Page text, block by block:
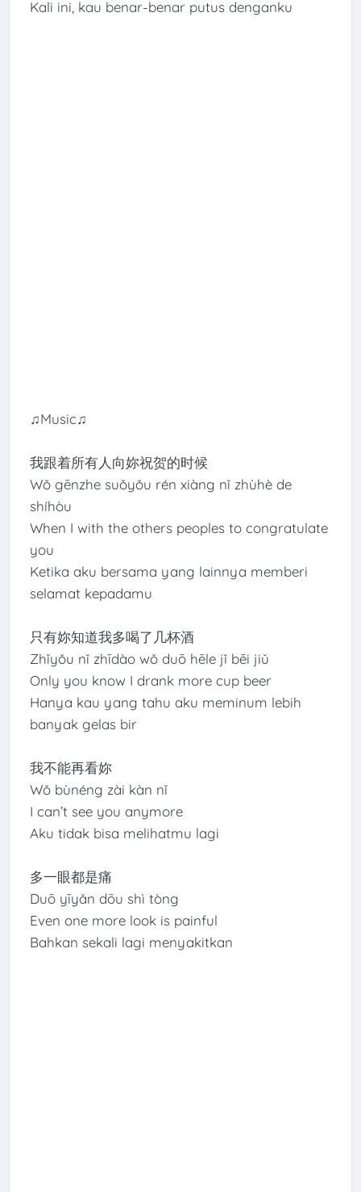
Kali ini, kau benar-benar putus denganku
♫Music♫
我跟着所有人向妳祝贺的时候
Wǒ gēnzhe suǒyǒu rén xiàng nǐ zhùhè de
shíhòu
When I with the others peoples to congratulate
you
Ketika aku bersama yang lainnya memberi
selamat kepadamu
只有妳知道我多喝了几杯酒
Zhǐyǒu nǐ zhīdào wǒ duō hēle jǐ bēi jiǔ
Only you know I drank more cup beer
Hanya kau yang tahu aku meminum lebih
banyak gelas bir
我不能再看妳
Wǒ bùnéng zài kàn nǐ
I can’t see you anymore
Aku tidak bisa melihatmu lagi
多一眼都是痛
Duō yīyǎn dōu shì tòng
Even one more look is painful
Bahkan sekali lagi menyakitkan